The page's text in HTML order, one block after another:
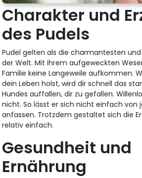
Charakter und
des Pudels
Pudel gelten als die charmantesten
der Welt. Mit ihrem aufgeweckten
Familie keine Langeweile aufkommen.
dein Leben holst, wird dir schnell das
Hundes auffallen, dir zu gefallen.
nicht. So lässt er sich nicht einfach von
anfassen. Trotzdem gestaltet sich die
relativ einfach.
Gesundheit und
Ernährung